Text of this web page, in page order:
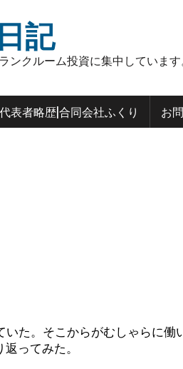
記
クルーム投資に集中していま
代表者略歴|合同会社ふくり お
た。そこからがむしゃらに働
ってみた。